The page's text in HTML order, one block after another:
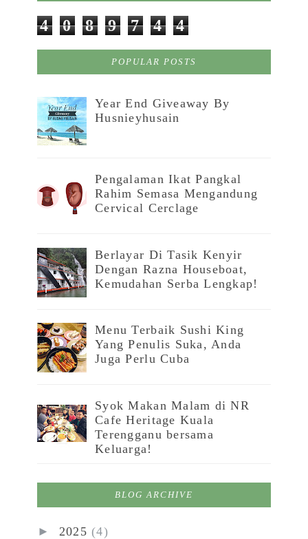
4 0 8 9 7 4 4
POPULAR POSTS
Year End Giveaway By
Husnieyhusain
Pengalaman Ikat Pangkal
Rahim Semasa Mengandung
Cervical Cerclage
Berlayar Di Tasik Kenyir
Dengan Razna Houseboat,
Kemudahan Serba Lengkap!
Menu Terbaik Sushi King
Yang Penulis Suka, Anda
Juga Perlu Cuba
Syok Makan Malam di NR
Cafe Heritage Kuala
Terengganu bersama
Keluarga!
BLOG ARCHIVE
► 2025 (4)